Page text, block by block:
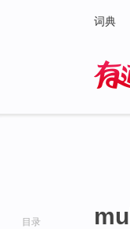
词典
目录